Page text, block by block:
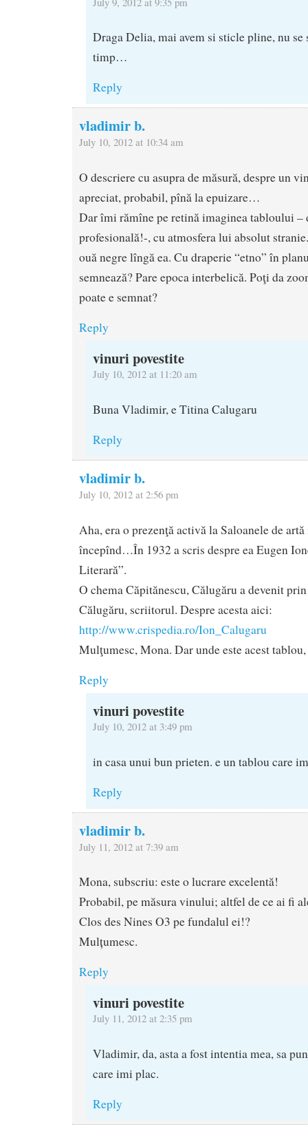
Draga Delia, mai avem si sticle pline, nu se
timp…
Reply
vladimir b.
July 10, 2012 at 10:34 am
O descriere cu asupra de măsură, despre un
apreciat, probabil, pînă la epuizare…
Dar îmi rămîne pe retină imaginea tabloului –
profesională!-, cu atmosfera lui absolut
ouă negre lîngă ea. Cu draperie “etno” în
semnează? Pare epoca interbelică. Poţi da
poate e semnat?
Reply
vinuri povestite
July 10, 2012 at 11:20 am
Buna Vladimir, e Titina Calugaru
Reply
vladimir b.
July 10, 2012 at 2:56 pm
Aha, era o prezenţă activă la Saloanele de
începînd…În 1932 a scris despre ea Eugen
Literară”.
O chema Căpitănescu, Călugăru a devenit
Călugăru, scriitorul. Despre acesta aici:
http://www.crispedia.ro/Ion_Calugaru
Mulţumesc, Mona. Dar unde este acest
Reply
vinuri povestite
July 10, 2012 at 3:49 pm
in casa unui bun prieten. e un tablou care
Reply
vladimir b.
July 11, 2012 at 7:39 am
Mona, subscriu: este o lucrare excelentă!
Probabil, pe măsura vinului; altfel de ce ai fi
Clos des Nines O3 pe fundalul ei!?
Mulțumesc.
Reply
vinuri povestite
July 11, 2012 at 2:35 pm
Vladimir, da, asta a fost intentia mea, sa
care imi plac.
Reply